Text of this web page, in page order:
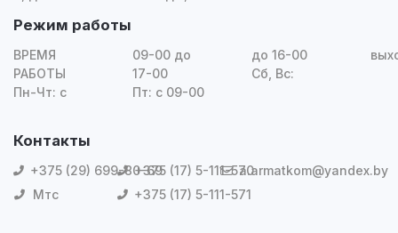
Режим работы
ВРЕМЯ
РАБОТЫ
Пн-Чт: с
09-00 до
17-00
Пт: с 09-00
до 16-00
Сб, Вс:
Контакты
+375 (29) 699-80-69
Мтс
+375 (17) 5-111-570
+375 (17) 5-111-571
a.armatkom@yandex.by